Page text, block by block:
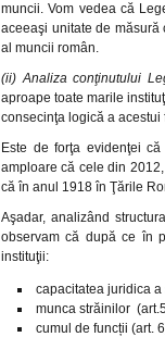
muncii. Vom vedea că
aceeaşi unitate de
al muncii român.
(ii) Analiza conţinutului
aproape toate marile
consecinţa logică a
Este de forţa evidenţei
amploare că cele din
că în anul 1918 în Ţările
Aşadar, analizând
observam că după ce în
instituţii:
capacitatea juridica
munca străinilor
cumul de funcții (art.